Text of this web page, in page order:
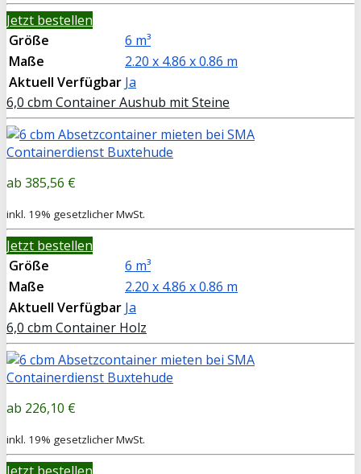
Jetzt bestellen
Größe
6 m³
Maße
2.20 x 4.86 x 0.86 m
Aktuell Verfügbar Ja
6,0 cbm Container Aushub mit Steine
385,56 €
inkl. 19% gesetzlicher MwSt.
Jetzt bestellen
Größe
6 m³
Maße
2.20 x 4.86 x 0.86 m
Aktuell Verfügbar Ja
6,0 cbm Container Holz
226,10 €
inkl. 19% gesetzlicher MwSt.